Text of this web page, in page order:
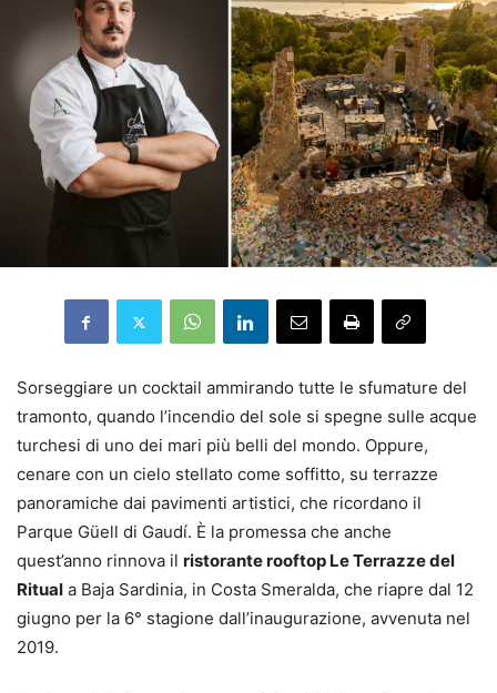
Sorseggiare un cocktail ammirando tutte le sfumature del
tramonto, quando l’incendio del sole si spegne sulle acque
turchesi di uno dei mari più belli del mondo. Oppure,
cenare con un cielo stellato come soffitto, su terrazze
panoramiche dai pavimenti artistici, che ricordano il
Parque Güell di Gaudí. È la promessa che anche
quest’anno rinnova il ristorante rooftop Le Terrazze del
Ritual a Baja Sardinia, in Costa Smeralda, che riapre dal 12
giugno per la 6° stagione dall’inaugurazione, avvenuta nel
2019.